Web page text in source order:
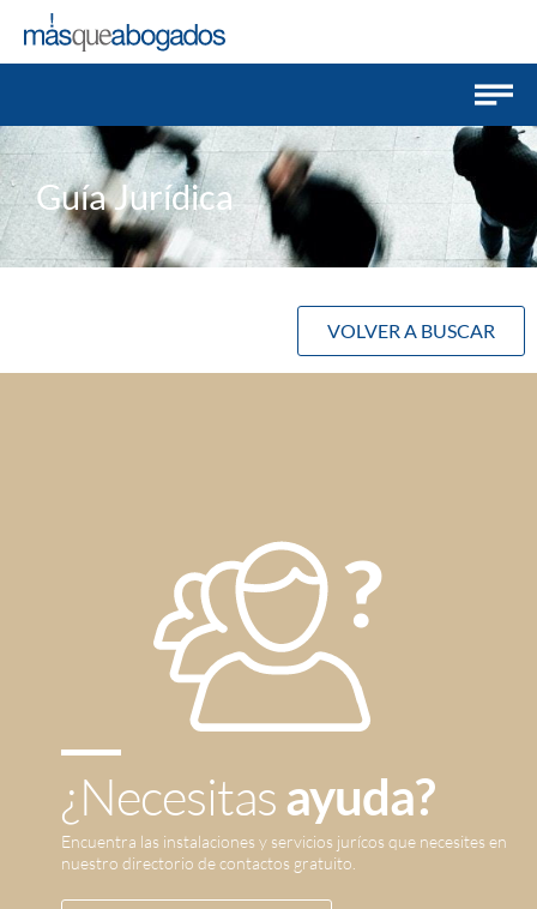
Guía Jurídica
VOLVER A BUSCAR
¿Necesitasayuda?
Encuentra las instalaciones y servicios jurícos que necesites en
nuestro directorio de contactos gratuito.